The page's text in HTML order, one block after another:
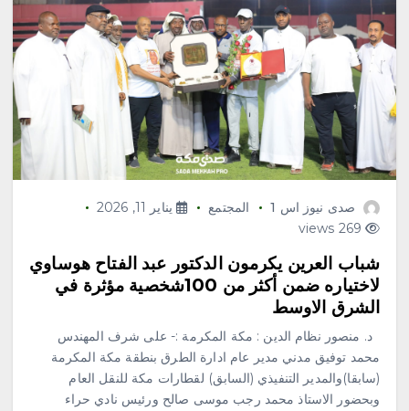
صدى نيوز اس 1 المجتمع
يناير 11, 2026
269 views
شباب العرين يكرمون الدكتور عبد الفتاح هوساوي
لاختياره ضمن أكثر من 100شخصية مؤثرة في
الشرق الاوسط
د. منصور نظام الدين : مكة المكرمة :- على شرف المهندس
محمد توفيق مدني مدير عام ادارة الطرق بنطقة مكة المكرمة
(سابقا)والمدير التنفيذي (السابق) لقطارات مكة للنقل العام
وبحضور الاستاذ محمد رجب موسى صالح ورئيس نادي حراء